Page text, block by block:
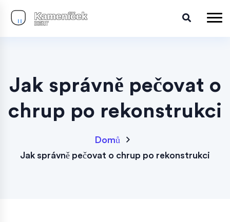
Jak správně pečovat o
chrup po rekonstrukci
Domů
Jak správně pečovat o chrup po rekonstrukci